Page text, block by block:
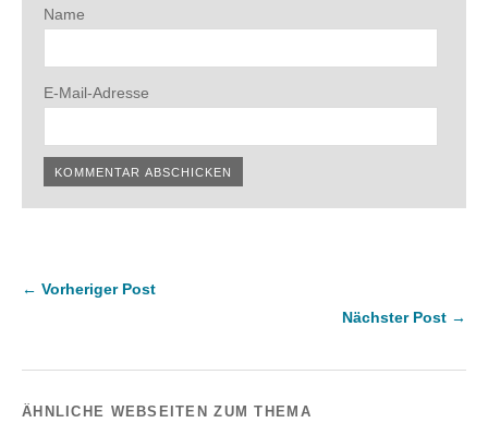
Name
E-Mail-Adresse
← Vorheriger Post
Nächster Post →
ÄHNLICHE WEBSEITEN ZUM THEMA